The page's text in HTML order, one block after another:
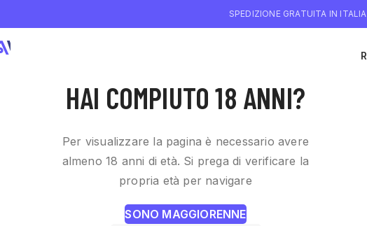
HAI COMPIUTO 18 ANNI?
Per visualizzare la pagina è necessario avere
almeno 18 anni di età. Si prega di verificare la
propria età per navigare
SONO MAGGIORENNE
SPEDIZIONE GRATUITA IN
WINE